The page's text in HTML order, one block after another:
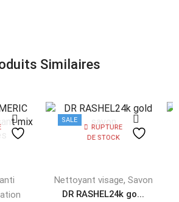
Similaires
SALE
RUPTURE
DE STOCK
Nettoyant visage, Savon
DR RASHEL24k go...